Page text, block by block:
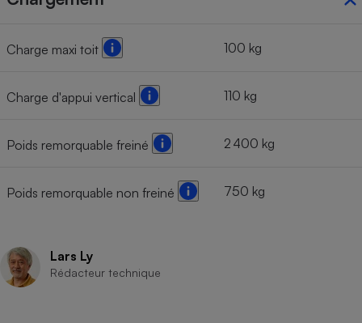
Charge maxi toit 100 kg
Charge d'appui vertical 110 kg
Poids remorquable freiné 2 400 kg
Poids remorquable non freiné 750 kg
Lars Ly
Rédacteur technique